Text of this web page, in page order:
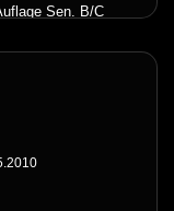
Sen. B/C